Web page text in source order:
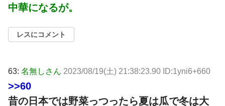
中華になるが。
レスにコメント
63: 名無しさん 2023/08/19(土) 21:38:23.90 ID:1yni6+660
>>60
昔の日本では野菜っつったら夏は瓜で冬は大